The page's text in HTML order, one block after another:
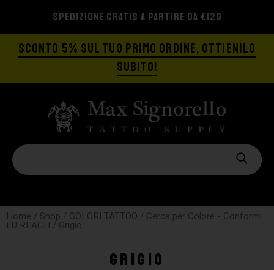
SPEDIZIONE GRATIS A PARTIRE DA €129
SCONTO 5% SUL TUO PRIMO ORDINE, OTTIENILO
SUBITO!
Home / Shop / COLORI TATTOO / Cerca per Colore - Conformi
EU REACH / Grigio
Grigio